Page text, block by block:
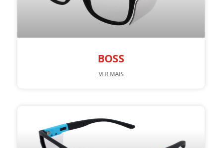
BOSS
VER MAIS